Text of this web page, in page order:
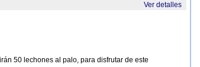
Ver detalles
50 lechones al palo, para disfrutar de este